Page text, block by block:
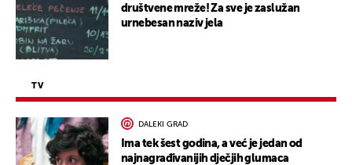
društvene mreže! Za sve je zaslužan
urnebesan naziv jela
TV
DALEKI GRAD
Ima tek šest godina, a već je jedan od
najnagrađivanijih dječjih glumaca